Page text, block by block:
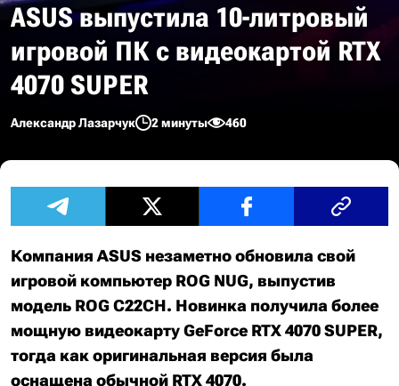
ASUS выпустила 10-литровый
игровой ПК с видеокартой RTX
4070 SUPER
Александр Лазарчук 2 минуты 460
Компания ASUS незаметно обновила свой
игровой компьютер ROG NUG, выпустив
модель ROG C22CH. Новинка получила более
мощную видеокарту GeForce RTX 4070 SUPER,
тогда как оригинальная версия была
оснащена обычной RTX 4070.